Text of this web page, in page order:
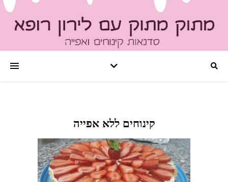
קינוחים ללא אפייה